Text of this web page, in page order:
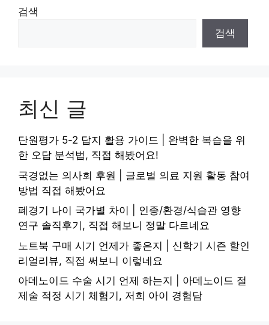
검색
검색
최신 글
단원평가 5-2 답지 활용 가이드 | 완벽한 복습을 위
한 오답 분석법, 직접 해봤어요!
국경없는 의사회 후원 | 글로벌 의료 지원 활동 참여
방법 직접 해봤어요
폐경기 나이 국가별 차이 | 인종/환경/식습관 영향
연구 솔직후기, 직접 해보니 정말 다르네요
노트북 구매 시기 언제가 좋은지 | 신학기 시즌 할인
리얼리뷰, 직접 써보니 이렇네요
아데노이드 수술 시기 언제 하는지 | 아데노이드 절
제술 적정 시기 체험기, 저희 아이 경험담